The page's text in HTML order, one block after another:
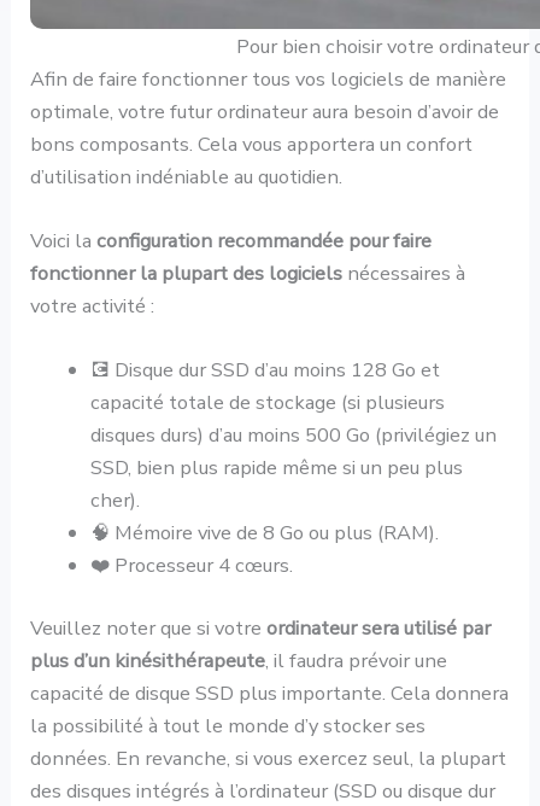
Pour bien choisir votre
Afin de faire fonctionner tous vos logiciels de manière
optimale, votre futur ordinateur aura besoin d’avoir de
bons composants. Cela vous apportera un confort
d’utilisation indéniable au quotidien.
Voici laconfiguration recommandée pour faire
fonctionner la plupart des logiciels nécessaires à
votre activité :
💽 Disque dur SSD d’au moins 128 Go et
capacité totale de stockage (si plusieurs
disques durs) d’au moins 500 Go (privilégiez un
SSD, bien plus rapide même si un peu plus
cher).
🧠 Mémoire vive de 8 Go ou plus (RAM).
❤️ Processeur 4 cœurs.
Veuillez noter que si votreordinateur sera utilisé par
plus d’un kinésithérapeute, il faudra prévoir une
capacité de disque SSD plus importante. Cela donnera
la possibilité à tout le monde d’y stocker ses
données. En revanche, si vous exercez seul, la plupart
des disques intégrés à l’ordinateur (SSD ou disque dur